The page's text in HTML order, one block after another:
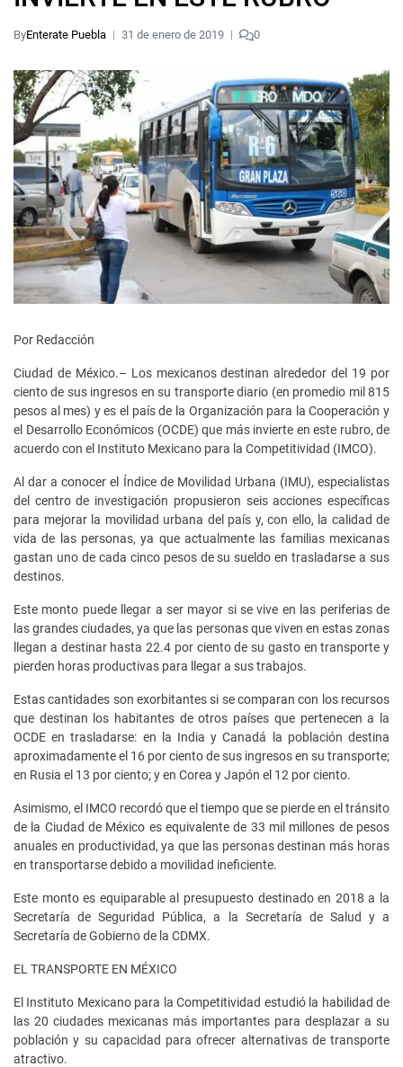
ByEnterate Puebla 31 de enero de 2019 0
Por Redacción
Ciudad de México.– Los mexicanos destinan alrededor del 19 por
ciento de sus ingresos en su transporte diario (en promedio mil 815
pesos al mes) y es el país de la Organización para la Cooperación y
el Desarrollo Económicos (OCDE) que más invierte en este rubro, de
acuerdo con el Instituto Mexicano para la Competitividad (IMCO).
Al dar a conocer el Índice de Movilidad Urbana (IMU), especialistas
del centro de investigación propusieron seis acciones específicas
para mejorar la movilidad urbana del país y, con ello, la calidad de
vida de las personas, ya que actualmente las familias mexicanas
gastan uno de cada cinco pesos de su sueldo en trasladarse a sus
destinos.
Este monto puede llegar a ser mayor si se vive en las periferias de
las grandes ciudades, ya que las personas que viven en estas zonas
llegan a destinar hasta 22.4 por ciento de su gasto en transporte y
pierden horas productivas para llegar a sus trabajos.
Estas cantidades son exorbitantes si se comparan con los recursos
que destinan los habitantes de otros países que pertenecen a la
OCDE en trasladarse: en la India y Canadá la población destina
aproximadamente el 16 por ciento de sus ingresos en su transporte;
en Rusia el 13 por ciento; y en Corea y Japón el 12 por ciento.
Asimismo, el IMCO recordó que el tiempo que se pierde en el tránsito
de la Ciudad de México es equivalente de 33 mil millones de pesos
anuales en productividad, ya que las personas destinan más horas
en transportarse debido a movilidad ineficiente.
Este monto es equiparable al presupuesto destinado en 2018 a la
Secretaría de Seguridad Pública, a la Secretaría de Salud y a
Secretaría de Gobierno de la CDMX.
EL TRANSPORTE EN MÉXICO
El Instituto Mexicano para la Competitividad estudió la habilidad de
las 20 ciudades mexicanas más importantes para desplazar a su
población y su capacidad para ofrecer alternativas de transporte
atractivo.